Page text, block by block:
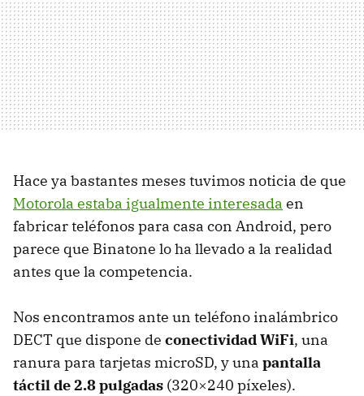
Hace ya bastantes meses tuvimos noticia de que
Motorola estaba igualmente interesada en
fabricar teléfonos para casa con Android, pero
parece que Binatone lo ha llevado a la realidad
antes que la competencia.
Nos encontramos ante un teléfono inalámbrico
DECT que dispone de conectividad WiFi, una
ranura para tarjetas microSD, y una pantalla
táctil de 2.8 pulgadas (320×240 píxeles).